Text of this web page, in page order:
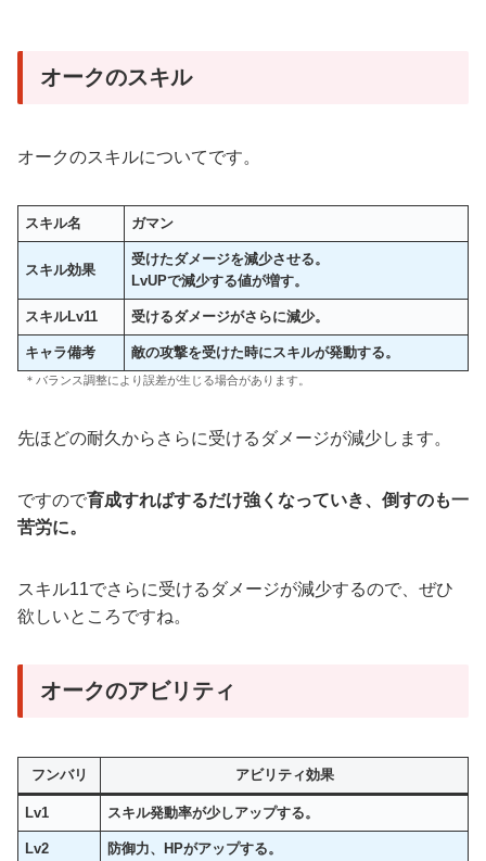
オークのスキル
オークのスキルについてです。
スキル名 ガマン
スキル効果
受けたダメージを減少させる。
LvUPで減少する値が増す。
スキルLv11 受けるダメージがさらに減少。
キャラ備考 敵の攻撃を受けた時にスキルが発動する。
＊バランス調整により誤差が生じる場合があります。
先ほどの耐久からさらに受けるダメージが減少します。
ですので育成すればするだけ強くなっていき、倒すのも一
苦労に。
スキル11でさらに受けるダメージが減少するので、ぜひ
欲しいところですね。
オークのアビリティ
フンバリ アビリティ効果
Lv1 スキル発動率が少しアップする。
Lv2 防御力、HPがアップする。